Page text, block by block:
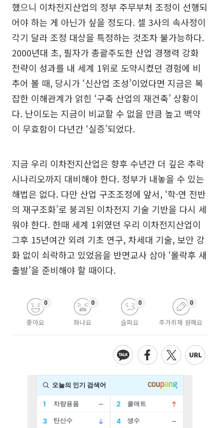
했으니 이차전지산업의 정부 주무부처 조정이 선행되
어야 하는 게 아닌가 싶을 정도다. 셀 3사의 속사정이
각기 달라 조정 대상을 특정하는 것조차 불가능하다.
2000년대 초, 필자가 총괄주도한 산업 경쟁력 강화
전략이 성과를 내 세계 1위로 도약시켰던 경험에 비
추어 볼 때, 당시가 ‘신산업 조성’이었다면 지금은 복
잡한 이해관계가 얽힌 ‘구축 산업의 재건축’ 상황이
다. 난이도는 지금이 비교할 수 없을 만큼 높고 백약
이 무효함이 다년간 ‘실증’되었다.
지금 우리 이차전지산업은 향후 수년간 더 깊은 추락
시나리오까지 대비해야 한다. 정부가 내놓을 수 있는
해법은 없다. 다만 산업 구조조정에 앞서, ‘학·연 전반
의 재구조화’로 붕괴된 이차전지 기술 기반을 다시 세
워야 한다. 한때 세계 1위였던 우리 이차전지산업이
그후 15년여간 외려 기초 연구, 차세대 기술, 보안 강
화 없이 쇠락하고 있었음을 반면교사 삼아 ‘몰락후 새
출발’을 준비해야 할 때이다.
좋아요
0
화나요
0
슬퍼요
0
추가취재 원해요
0